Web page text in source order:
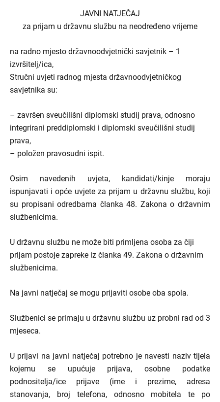
JAVNI NATJEČAJ
za prijam u državnu službu na neodređeno vrijeme
na radno mjesto državnoodvjetnički savjetnik – 1
izvršitelj/ica,
Stručni uvjeti radnog mjesta državnoodvjetničkog
savjetnika su:
– završen sveučilišni diplomski studij prava, odnosno
integrirani preddiplomski i diplomski sveučilišni studij
prava,
– položen pravosudni ispit.
Osim navedenih uvjeta, kandidati/kinje moraju
ispunjavati i opće uvjete za prijam u državnu službu, koji
su propisani odredbama članka 48. Zakona o državnim
službenicima.
U državnu službu ne može biti primljena osoba za čiji
prijam postoje zapreke iz članka 49. Zakona o državnim
službenicima.
Na javni natječaj se mogu prijaviti osobe oba spola.
Službenici se primaju u državnu službu uz probni rad od 3
mjeseca.
U prijavi na javni natječaj potrebno je navesti naziv tijela
kojemu se upućuje prijava, osobne podatke
podnositelja/ice prijave (ime i prezime, adresa
stanovanja, broj telefona, odnosno mobitela te po